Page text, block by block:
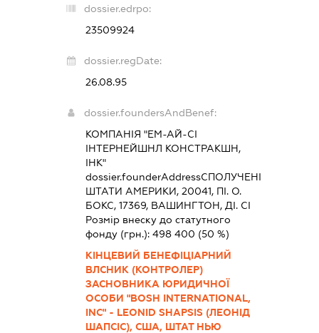
dossier.edrpo:
23509924
dossier.regDate:
26.08.95
dossier.foundersAndBenef:
КОМПАНІЯ "ЕМ-АЙ-СІ
ІНТЕРНЕЙШНЛ КОНСТРАКШН,
ІНК"
dossier.founderAddressСПОЛУЧЕНІ
ШТАТИ АМЕРИКИ, 20041, ПІ. О.
БОКС, 17369, ВАШИНГТОН, ДІ. СІ
Розмір внеску до статутного
фонду (грн.): 498 400 (50 %)
КІНЦЕВИЙ БЕНЕФІЦІАРНИЙ
ВЛСНИК (КОНТРОЛЕР)
ЗАСНОВНИКА ЮРИДИЧНОЇ
ОСОБИ "BOSH INTERNATIONAL,
INC" - LEONID SHAPSIS (ЛЕОНІД
ШАПСІС), США, ШТАТ НЬЮ